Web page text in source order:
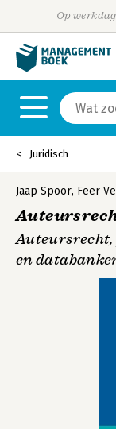
Op
Juridisch
Jaap Spoor, Feer
en